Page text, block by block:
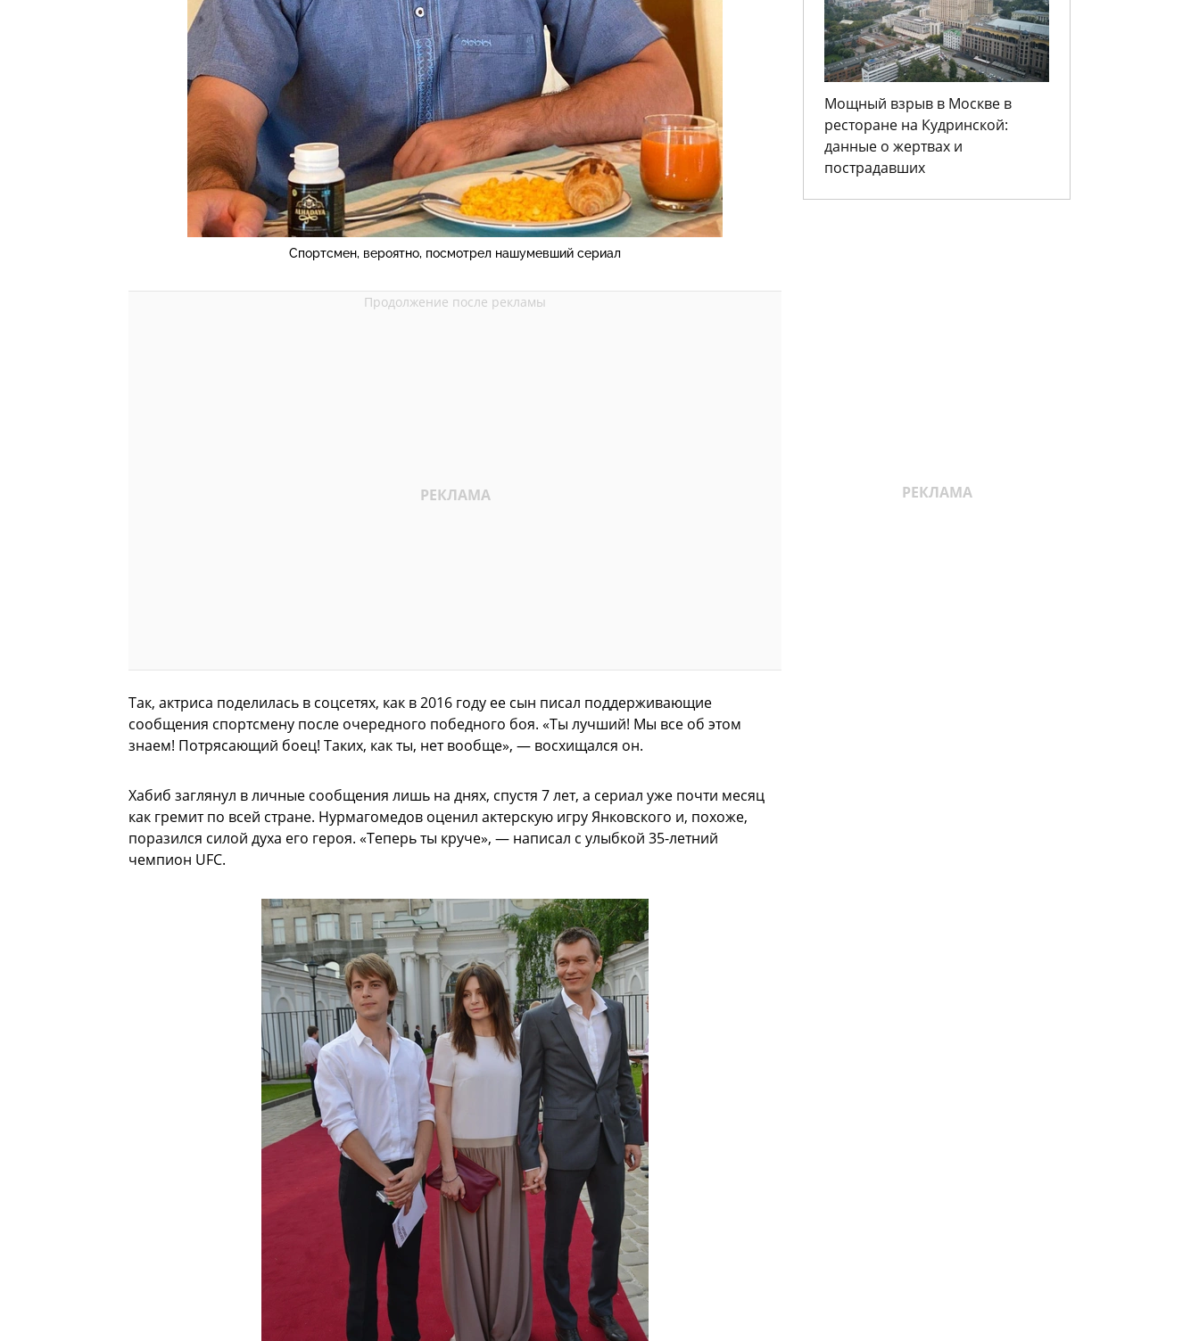
Спортсмен, вероятно, посмотрел нашумевший сериал
Так, актриса поделилась в соцсетях, как в 2016 году ее сын писал поддерживающие
сообщения спортсмену после очередного победного боя. «Ты лучший! Мы все об этом
знаем! Потрясающий боец! Таких, как ты, нет вообще», — восхищался он.
Хабиб заглянул в личные сообщения лишь на днях, спустя 7 лет, а сериал уже почти месяц
как гремит по всей стране. Нурмагомедов оценил актерскую игру Янковского и, похоже,
поразился силой духа его героя. «Теперь ты круче», — написал с улыбкой 35-летний
чемпион UFC.
Мощный взрыв в Москве в
ресторане на Кудринской:
данные о жертвах и
пострадавших